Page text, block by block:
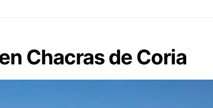
Chacras de Coria